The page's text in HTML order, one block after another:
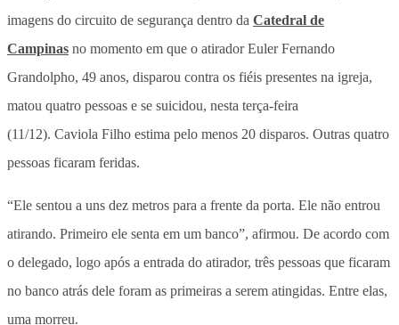
imagens do circuito de segurança dentro da Catedral de
Campinas no momento em que o atirador Euler Fernando
Grandolpho, 49 anos, disparou contra os fiéis presentes na igreja,
matou quatro pessoas e se suicidou, nesta terça-feira
(11/12). Caviola Filho estima pelo menos 20 disparos. Outras quatro
pessoas ficaram feridas.
“Ele sentou a uns dez metros para a frente da porta. Ele não entrou
atirando. Primeiro ele senta em um banco”, afirmou. De acordo com
o delegado, logo após a entrada do atirador, três pessoas que ficaram
no banco atrás dele foram as primeiras a serem atingidas. Entre elas,
uma morreu.